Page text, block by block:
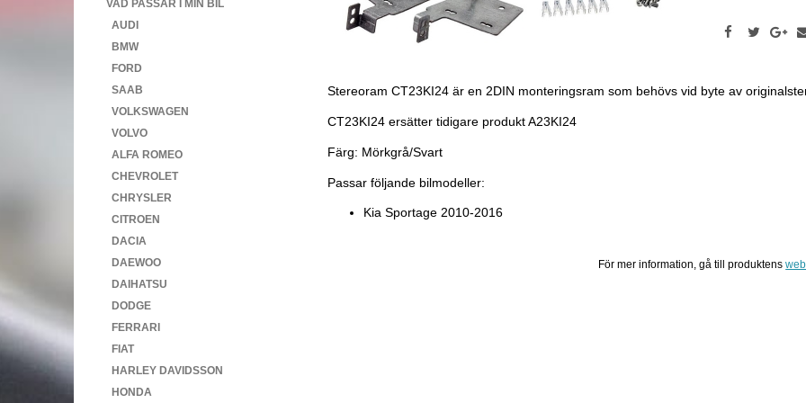
VAD PASSAR I MIN BIL
AUDI
BMW
FORD
SAAB
VOLKSWAGEN
VOLVO
ALFA ROMEO
CHEVROLET
CHRYSLER
CITROEN
DACIA
DAEWOO
DAIHATSU
DODGE
FERRARI
FIAT
HARLEY DAVIDSSON
HONDA
Stereoram CT23KI24 är en 2DIN monteringsram som behövs vid byte av
CT23KI24 ersätter tidigare produkt A23KI24
Färg: Mörkgrå/Svart
Passar följande bilmodeller:
Kia Sportage 2010-2016
För mer information, gå till produktens